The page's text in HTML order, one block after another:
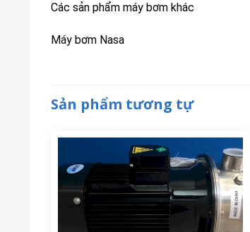
Các sản phẩm máy bơm khác
Máy bơm Nasa
Sản phẩm tương tự